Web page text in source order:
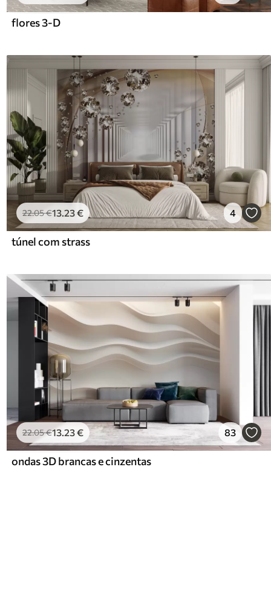
flores 3-D
22.05€13.23€ 4
túnel com strass
22.05€13.23€ 83
ondas 3D brancas e cinzentas